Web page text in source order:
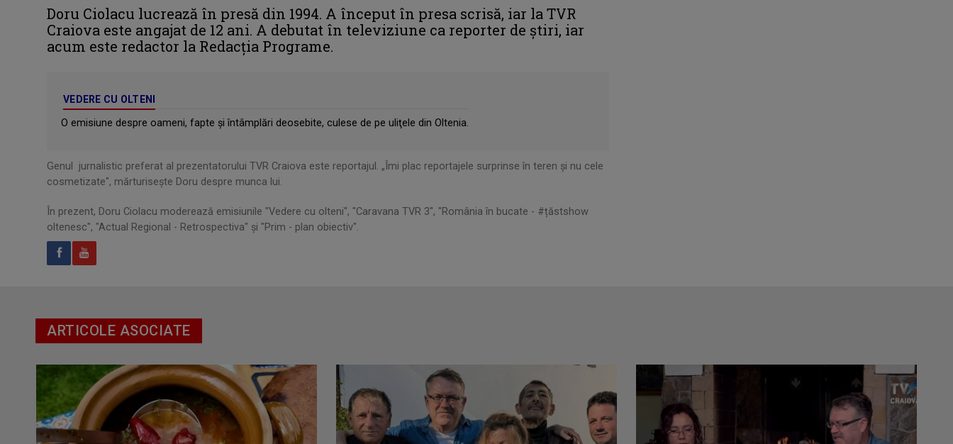
Doru Ciolacu lucrează în presă din 1994. A început în presa scrisă, iar la TVR
Craiova este angajat de 12 ani. A debutat în televiziune ca reporter de ştiri, iar
acum este redactor la Redacţia Programe.
VEDERE CU OLTENI
O emisiune despre oameni, fapte şi întâmplări deosebite, culese de pe uliţele din Oltenia.
Genul jurnalistic preferat al prezentatorului TVR Craiova este reportajul. „Îmi plac reportajele surprinse în teren şi nu cele
cosmetizate", mărturiseşte Doru despre munca lui.
În prezent, Doru Ciolacu moderează emisiunile "Vedere cu olteni", "Caravana TVR 3", "România în bucate - #țăstshow
oltenesc", "Actual Regional - Retrospectiva" și "Prim - plan obiectiv".
ANDREI MARINAȘ
A absolvit Facultatea de Ştiinţe Sociale,
ARTICOLE ASOCIATE